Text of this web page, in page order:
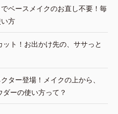
ベースメイクのお直し不要！毎
方
ット！お出かけ先の、ササっと
ター登場！メイクの上から、
ーの使い方って？